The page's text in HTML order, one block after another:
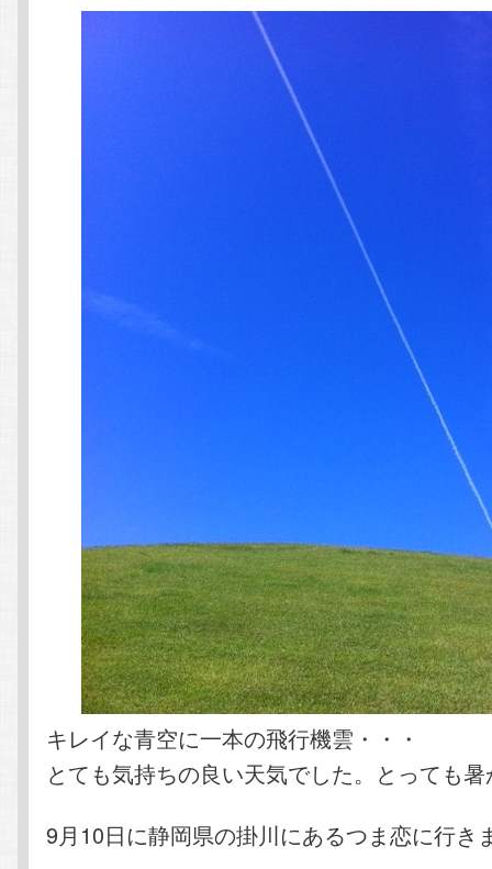
キレイな青空に一本の飛行機雲・・・
とても気持ちの良い天気でした。とっても
9月10日に静岡県の掛川にあるつま恋に行き